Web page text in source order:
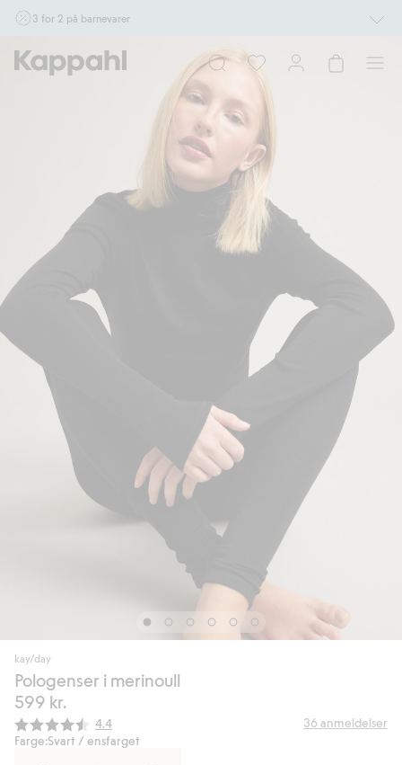
3 for 2 på barnevarer
17/8 i butikk & online for deg som er eller blir medlem. Kan ikke kombineres med
andre tilbud eller rabatter.
Handle nå
kay/day
Pologenser i merinoull
599 kr.
Gjennomsnittskarakter:
4.4 36 anmeldelser
Farge:Svart / ensfarget